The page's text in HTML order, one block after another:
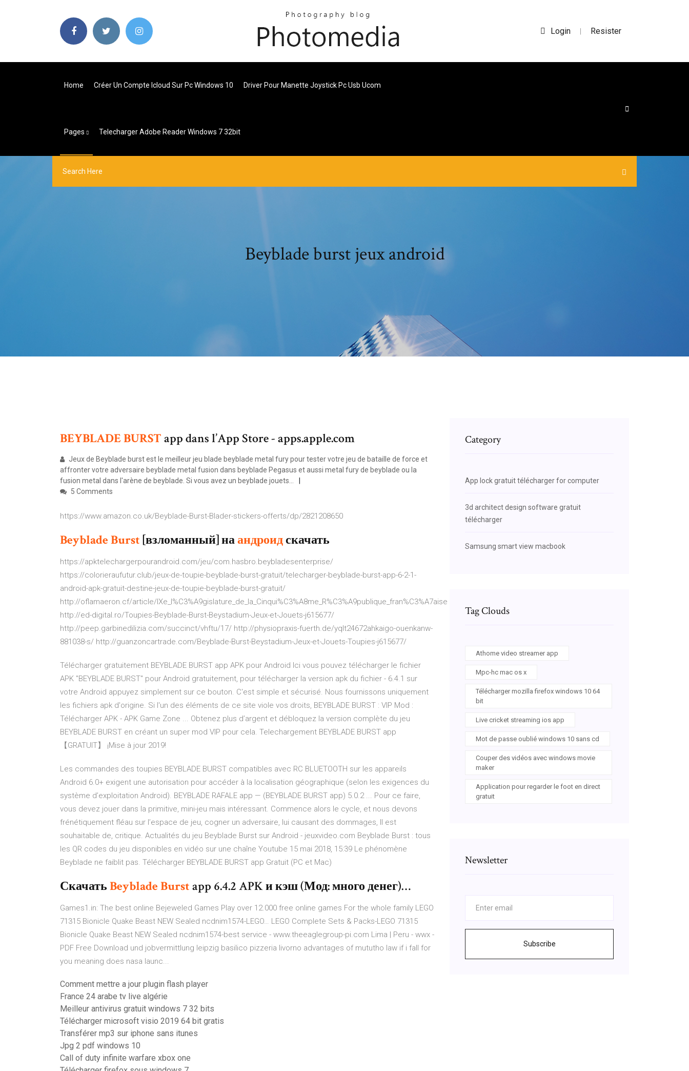
Login | Resister
Home Créer Un Compte Icloud Sur Pc Windows 10 Driver Pour Manette Joystick Pc Usb Ucom
Pages Telecharger Adobe Reader Windows 7 32bit
Beyblade burst jeux android
BEYBLADEBURSTapp dans l’App Store - apps.apple.com
Jeux de Beyblade burst est le meilleur jeu blade beyblade metal fury pour tester votre jeu de bataille de force et
affronter votre adversaire beyblade metal fusion dans beyblade Pegasus et aussi metal fury de beyblade ou la
fusion metal dans l'arène de beyblade. Si vous avez un beyblade jouets...
5 Comments
https://www.amazon.co.uk/Beyblade-Burst-Blader-stickers-offerts/dp/2821208650
BeybladeBurst[взломанный] наандроидскачать
https://apktelechargerpourandroid.com/jeu/com.hasbro.beybladesenterprise/
https://colorieraufutur.club/jeux-de-toupie-beyblade-burst-gratuit/telecharger-beyblade-burst-app-6-2-1-
android-apk-gratuit-destine-jeux-de-toupie-beyblade-burst-gratuit/
http://oflamaeron.cf/article/IXe_l%C3%A9gislature_de_la_Cinqui%C3%A8me_R%C3%A9publique_fran%C3%A7aise
http://ed-digital.ro/Toupies-Beyblade-Burst-Beystadium-Jeux-et-Jouets-j615677/
http://peep.garbinedilizia.com/succinct/vhftu/17/ http://physiopraxis-fuerth.de/yqlt24672ahkaigo-ouenkanw-
881038-s/ http://guanzoncartrade.com/Beyblade-Burst-Beystadium-Jeux-et-Jouets-Toupies-j615677/
Télécharger gratuitement BEYBLADE BURST app APK pour Android Ici vous pouvez télécharger le fichier
APK "BEYBLADE BURST" pour Android gratuitement, pour télécharger la version apk du fichier - 6.4.1 sur
votre Android appuyez simplement sur ce bouton. C'est simple et sécurisé. Nous fournissons uniquement
les fichiers apk d'origine. Si l'un des éléments de ce site viole vos droits, BEYBLADE BURST : VIP Mod :
Télécharger APK - APK Game Zone ... Obtenez plus d’argent et débloquez la version complète du jeu
BEYBLADE BURST en créant un super mod VIP pour cela. Telechargement BEYBLADE BURST app
【GRATUIT】 ¡Mise à jour 2019!
Les commandes des toupies BEYBLADE BURST compatibles avec RC BLUETOOTH sur les appareils
Android 6.0+ exigent une autorisation pour accéder à la localisation géographique (selon les exigences du
système d’exploitation Android). BEYBLADE RAFALE app — (BEYBLADE BURST app) 5.0.2 ... Pour ce faire,
vous devez jouer dans la primitive, mini-jeu mais intéressant. Commence alors le cycle, et nous devons
frénétiquement fléau sur l’espace de jeu, cogner un adversaire, lui causant des dommages, Il est
souhaitable de, critique. Actualités du jeu Beyblade Burst sur Android - jeuxvideo.com Beyblade Burst : tous
les QR codes du jeu disponibles en vidéo sur une chaîne Youtube 15 mai 2018, 15:39 Le phénomène
Beyblade ne faiblit pas. Télécharger BEYBLADE BURST app Gratuit (PC et Mac)
СкачатьBeybladeBurstapp 6.4.2 APK и кэш (Мод: много денег)…
Games1.in: The best online Bejeweled Games Play over 12.000 free online games For the whole family LEGO
71315 Bionicle Quake Beast NEW Sealed ncdnim1574-LEGO… LEGO Complete Sets & Packs-LEGO 71315
Bionicle Quake Beast NEW Sealed ncdnim1574-best service - www.theeaglegroup-pi.com Lima | Peru - wwx -
PDF Free Download und jobvermittlung leipzig basilico pizzeria livorno advantages of mututho law if i fall for
you meaning does nasa launc...
Comment mettre a jour plugin flash player
France 24 arabe tv live algérie
Meilleur antivirus gratuit windows 7 32 bits
Télécharger microsoft visio 2019 64 bit gratis
Transférer mp3 sur iphone sans itunes
Jpg 2 pdf windows 10
Call of duty infinite warfare xbox one
Category
App lock gratuit télécharger for computer
3d architect design software gratuit
télécharger
Samsung smart view macbook
Tag Clouds
Athome video streamer app
Mpc-hc mac os x
Télécharger mozilla firefox windows 10 64
bit
Live cricket streaming ios app
Mot de passe oublié windows 10 sans cd
Couper des vidéos avec windows movie
maker
Application pour regarder le foot en direct
gratuit
Newsletter
Subscribe